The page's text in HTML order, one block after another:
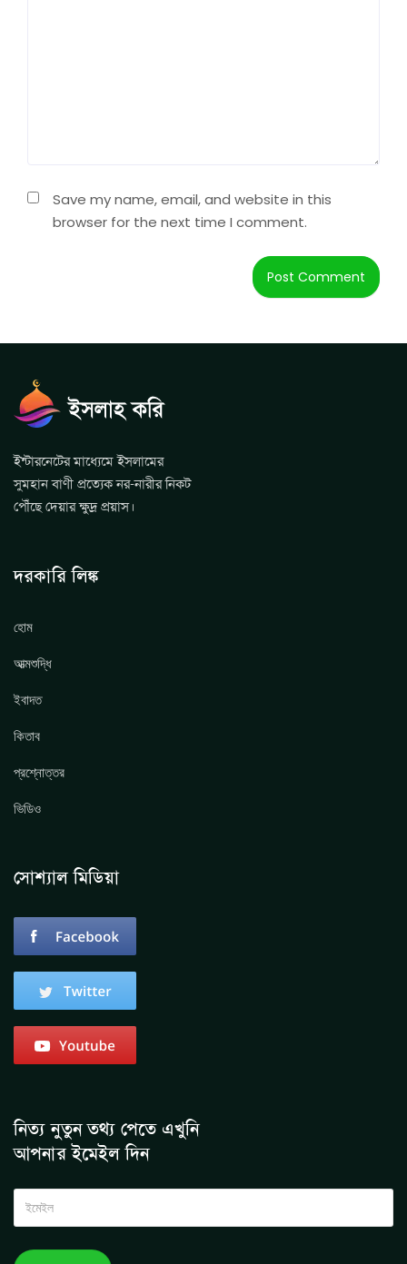
Save my name, email, and website in this
browser for the next time I comment.
ইন্টারনেটের মাধ্যেমে ইসলামের
সুমহান বাণী প্রত্যেক নর-নারীর নিকট
পৌঁছে দেয়ার ক্ষুদ্র প্রয়াস।
দরকারি লিঙ্ক
হোম
আত্মশুদ্ধি
ইবাদত
কিতাব
প্রশ্নোত্তর
ভিডিও
সোশ্যাল মিডিয়া
নিত্য নুতুন তথ্য পেতে এখুনি
আপনার ইমেইল দিন